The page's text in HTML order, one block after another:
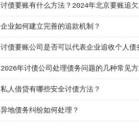
讨债要账有什么方法？2024年北京要账追
企业如何建立完善的追款机制？
讨债要账公司是否可以代表企业追收个人债
2026年讨债公司处理债务问题的几种常见方
私人借贷有哪些安全讨债方法？
异地债务纠纷如何处理？